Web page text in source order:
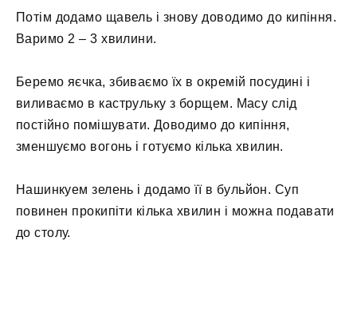
Потім додамо щавель і знову доводимо до кипіння.
Варимо 2 – 3 хвилини.
Беремо яєчка, збиваємо їх в окремій посудині і
виливаємо в каструльку з борщем. Масу слід
постійно помішувати. Доводимо до кипіння,
зменшуємо вогонь і готуємо кілька хвилин.
Нашинкуем зелень і додамо її в бульйон. Суп
повинен прокипіти кілька хвилин і можна подавати
до столу.